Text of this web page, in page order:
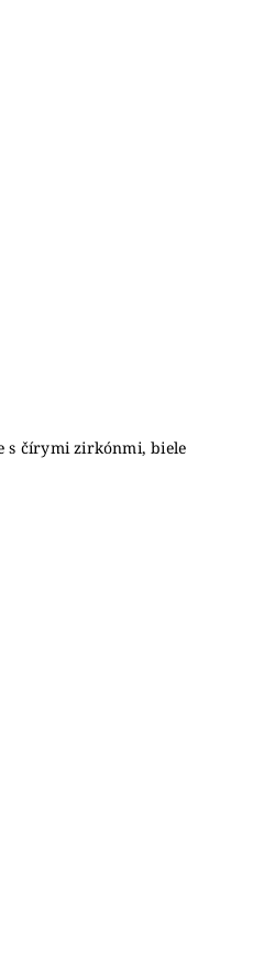
s čírymi zirkónmi, biele